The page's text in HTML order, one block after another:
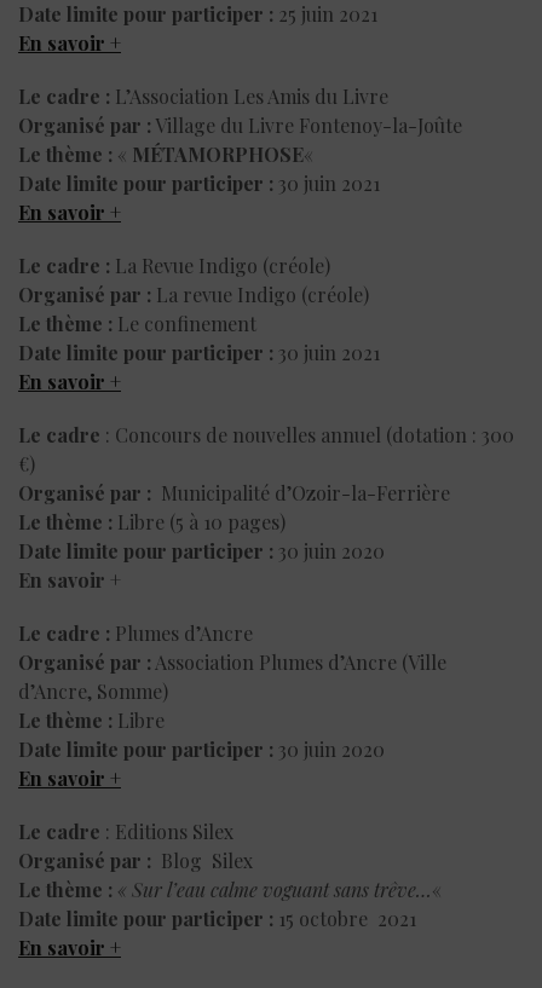
Date limite pour participer : 25 juin 2021
En savoir +
Le cadre : L’Association Les Amis du Livre
Organisé par : Village du Livre Fontenoy-la-Joûte
Le thème : « MÉTAMORPHOSE«
Date limite pour participer : 30 juin 2021
En savoir +
Le cadre : La Revue Indigo (créole)
Organisé par : La revue Indigo (créole)
Le thème : Le confinement
Date limite pour participer : 30 juin 2021
En savoir +
Le cadre : Concours de nouvelles annuel (dotation : 300
€)
Organisé par : Municipalité d’Ozoir-la-Ferrière
Le thème : Libre (5 à 10 pages)
Date limite pour participer : 30 juin 2020
En savoir +
Le cadre : Plumes d’Ancre
Organisé par : Association Plumes d’Ancre (Ville
d’Ancre, Somme)
Le thème : Libre
Date limite pour participer : 30 juin 2020
En savoir +
Le cadre : Editions Silex
Organisé par : Blog Silex
Le thème : « Sur l’eau calme voguant sans trêve…«
Date limite pour participer : 15 octobre 2021
En savoir +